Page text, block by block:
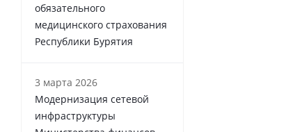
обязательного
медицинского страхования
Республики Бурятия
3 марта 2026
Модернизация сетевой
инфраструктуры